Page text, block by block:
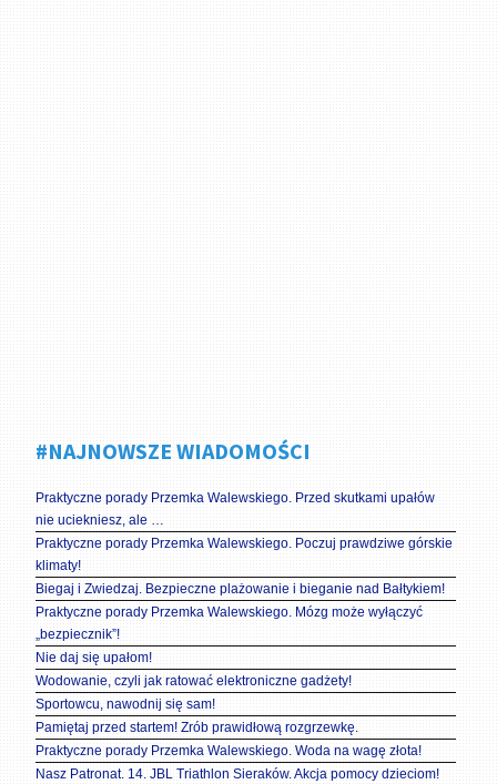
#NAJNOWSZE WIADOMOŚCI
Praktyczne porady Przemka Walewskiego. Przed skutkami upałów
nie uciekniesz, ale …
Praktyczne porady Przemka Walewskiego. Poczuj prawdziwe górskie
klimaty!
Biegaj i Zwiedzaj. Bezpieczne plażowanie i bieganie nad Bałtykiem!
Praktyczne porady Przemka Walewskiego. Mózg może wyłączyć
„bezpiecznik”!
Nie daj się upałom!
Wodowanie, czyli jak ratować elektroniczne gadżety!
Sportowcu, nawodnij się sam!
Pamiętaj przed startem! Zrób prawidłową rozgrzewkę.
Praktyczne porady Przemka Walewskiego. Woda na wagę złota!
Nasz Patronat. 14. JBL Triathlon Sieraków. Akcja pomocy dzieciom!